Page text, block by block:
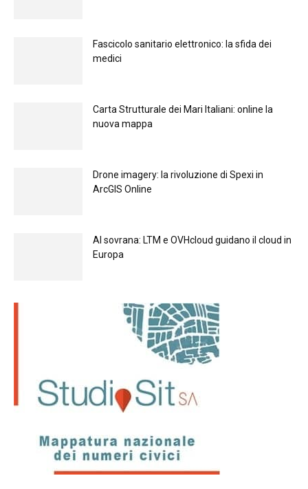
Fascicolo sanitario elettronico: la sfida dei
medici
Carta Strutturale dei Mari Italiani: online la
nuova mappa
Drone imagery: la rivoluzione di Spexi in
ArcGIS Online
Al sovrana: LTM е OVHcloud guidano il cloud in
Europа